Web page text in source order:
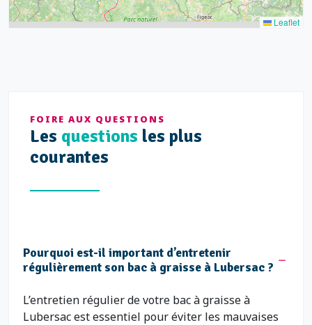
Leaflet
FOIRE AUX QUESTIONS
Les questions les plus
courantes
Pourquoi est-il important d’entretenir
régulièrement son bac à graisse à Lubersac ?
L’entretien régulier de votre bac à graisse à
Lubersac est essentiel pour éviter les mauvaises